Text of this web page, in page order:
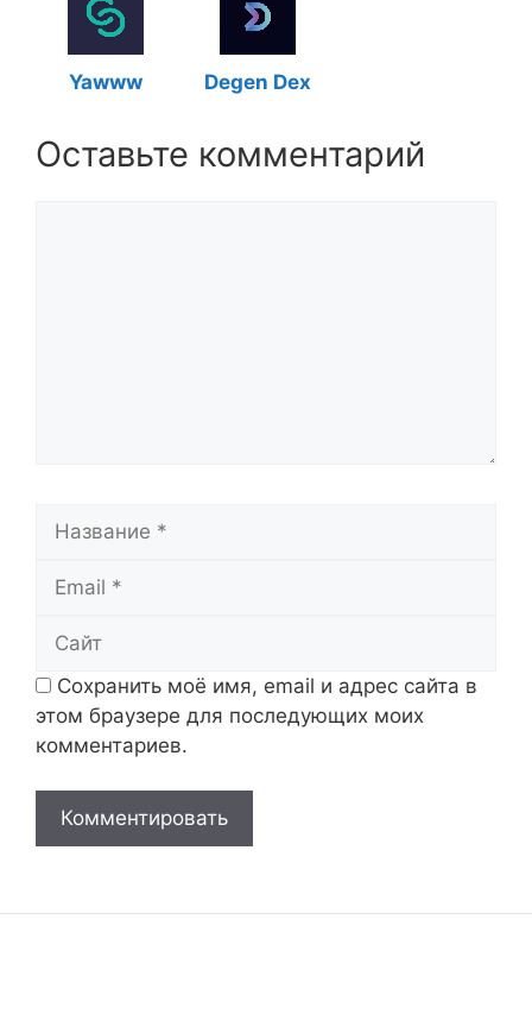
Yawww Degen Dex
Оставьте комментарий
Сохранить моё имя, email и адрес сайта в
этом браузере для последующих моих
комментариев.